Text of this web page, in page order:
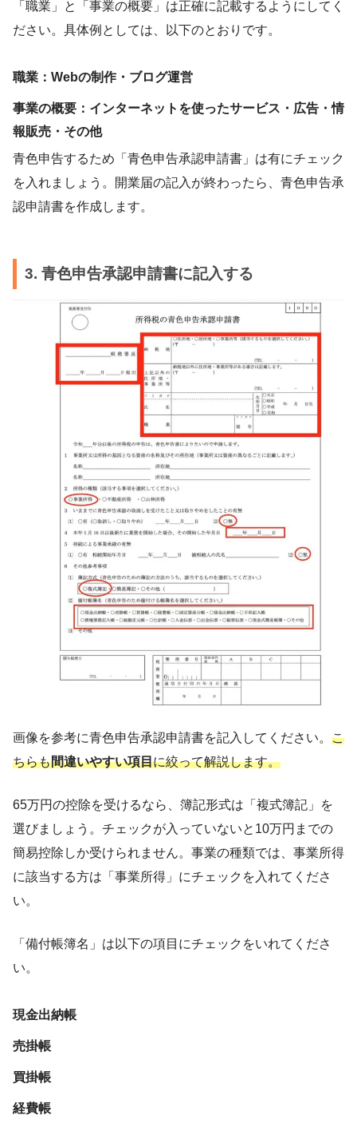
「職業」と「事業の概要」は正確に記載するようにしてく
ださい。具体例としては、以下のとおりです。
職業：Webの制作・ブログ運営
事業の概要：インターネットを使ったサービス・広告・情
報販売・その他
青色申告するため「青色申告承認申請書」は有にチェック
を入れましょう。開業届の記入が終わったら、青色申告承
認申請書を作成します。
3. 青色申告承認申請書に記入する
画像を参考に青色申告承認申請書を記入してください。 こ
ちらも間違いやすい項目に絞って解説します。
65万円の控除を受けるなら、簿記形式は「複式簿記」を
選びましょう。チェックが入っていないと10万円までの
簡易控除しか受けられません。事業の種類では、事業所得
に該当する方は「事業所得」にチェックを入れてくださ
い。
「備付帳簿名」は以下の項目にチェックをいれてくださ
い。
現金出納帳
売掛帳
買掛帳
経費帳